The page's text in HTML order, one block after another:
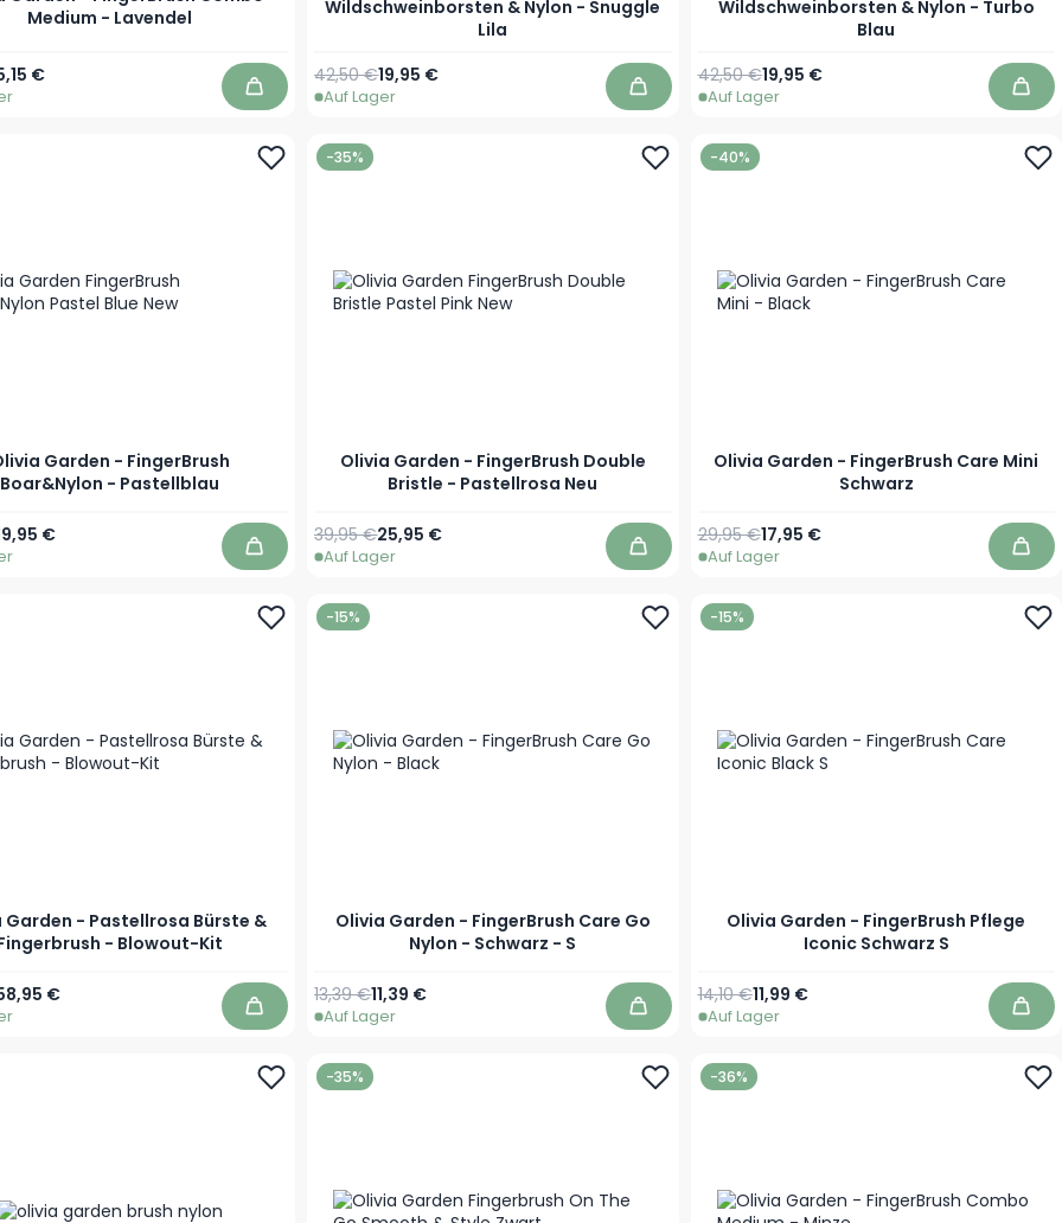
Medium - Lavendel
€
Preis
In den Warenkorb
Wildschweinborsten & Nylon - Snuggle
Lila
Sonderpreis
19,95 €
Regulärer Preis
42,50 €
Auf Lager In den Warenkorb
Wildschweinborsten & Nylon - Turbo
Blau
Sonderpreis
19,95 €
Regulärer Preis
42,50 €
Auf Lager In
Garden - FingerBrush
Boar&Nylon - Pastellblau
€
Preis
In den Warenkorb
-35%
Olivia Garden - FingerBrush Double
Bristle - Pastellrosa Neu
Sonderpreis
25,95 €
Regulärer Preis
39,95 €
Auf Lager In den Warenkorb
-40%
Olivia Garden - FingerBrush Care Mini
Schwarz
Sonderpreis
17,95 €
Regulärer Preis
29,95 €
Auf Lager In
Garden - Pastellrosa Bürste &
- Blowout-Kit
€
Preis
In den Warenkorb
-15%
Olivia Garden - FingerBrush Care Go
Nylon - Schwarz - S
Sonderpreis
11,39 €
Regulärer Preis
13,39 €
Auf Lager In den Warenkorb
-15%
Olivia Garden - FingerBrush Pflege
Iconic Schwarz S
Sonderpreis
11,99 €
Regulärer Preis
14,10 €
Auf Lager In
-35% -36%